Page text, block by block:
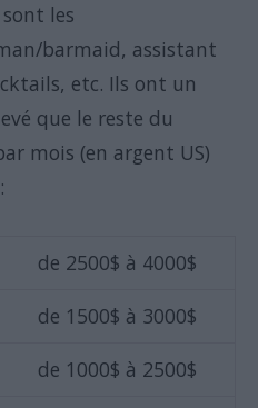
les
barmaid, assistant
etc. Ils ont un
que le reste du
mois (en argent US)
de 2500$ à 4000$
de 1500$ à 3000$
de 1000$ à 2500$